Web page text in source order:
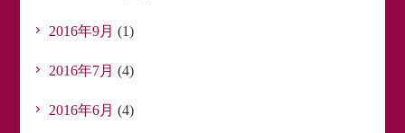
2016年9月 (1)
2016年7月 (4)
2016年6月 (4)